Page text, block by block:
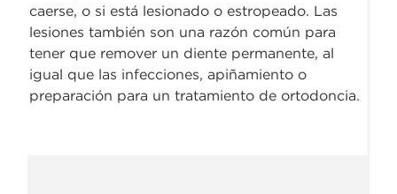
caerse, o si está lesionado o estropeado. Las
lesiones también son una razón común para
tener que remover un diente permanente, al
igual que las infecciones, apiñamiento o
preparación para un tratamiento de ortodoncia.